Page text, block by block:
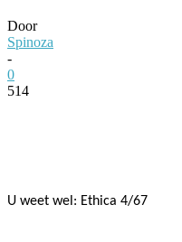
Door
Spinoza
-
0
514
U weet wel: Ethica 4/67